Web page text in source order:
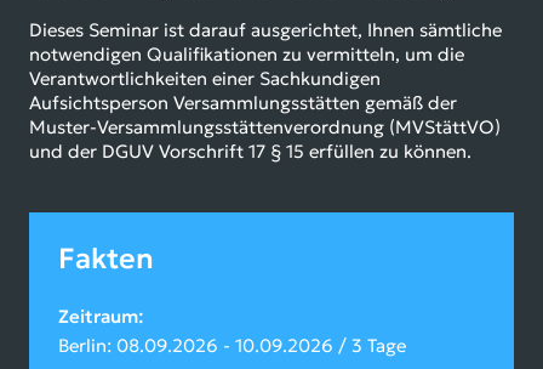
Dieses Seminar ist darauf ausgerichtet, Ihnen sämtliche
notwendigen Qualifikationen zu vermitteln, um die
Verantwortlichkeiten einer Sachkundigen
Aufsichtsperson Versammlungsstätten gemäß der
Muster-Versammlungsstättenverordnung (MVStättVO)
und der DGUV Vorschrift 17 § 15 erfüllen zu können.
Fakten
Zeitraum
Berlin: 08.09.2026 - 10.09.2026 / 3 Tage